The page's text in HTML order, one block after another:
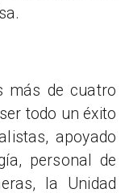
más de cuatro
todo un éxito
apoyado
personal de
la Unidad